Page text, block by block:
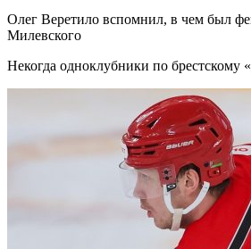
Олег Веретило вспомнил, в чем был
Милевского
Некогда одноклубники по брестскому